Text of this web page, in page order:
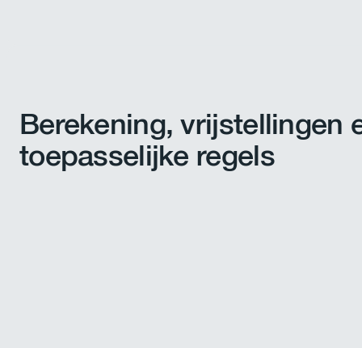
Berekening, vrijstellingen
toepasselijke regels